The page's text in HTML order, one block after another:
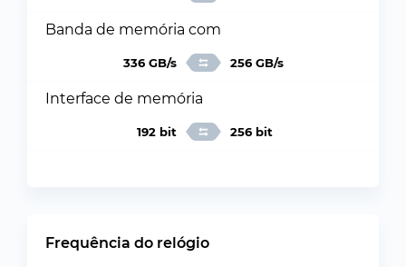
Banda de memória com
336 GB/s 256 GB/s
Interface de memória
192 bit 256 bit
Frequência do relógio